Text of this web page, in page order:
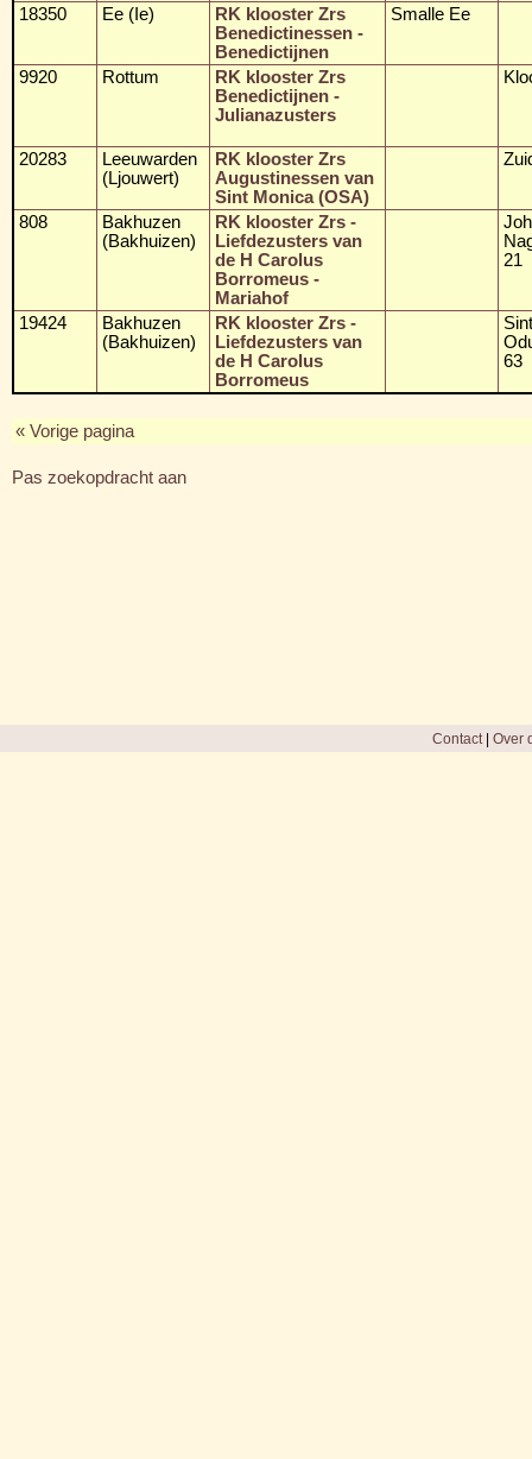
18350 Ee (Ie)
RK klooster Zrs
Benedictinessen -
Benedictijnen
Smalle Ee
9920 Rottum
RK klooster Zrs
Benedictijnen -
Julianazusters
20283
Leeuwarden
(Ljouwert)
RK klooster Zrs
Augustinessen van
Sint Monica (OSA)
808
Bakhuzen
(Bakhuizen)
RK klooster Zrs -
Liefdezusters van
de H Carolus
Borromeus -
Mariahof
21
19424
Bakhuzen
(Bakhuizen)
RK klooster Zrs -
Liefdezusters van
de H Carolus
Borromeus
Sint
63
« Vorige pagina
Pas zoekopdracht aan
Contact| Over